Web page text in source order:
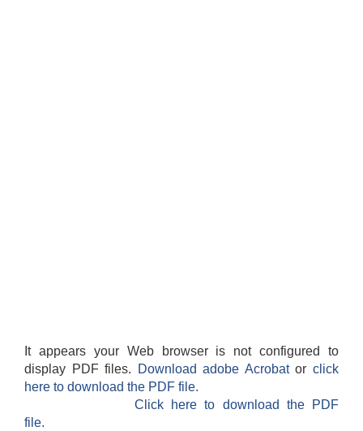
It appears your Web browser is not configured to
display PDF files.
Download adobe Acrobatorclick
here to download the PDF file.
Click here to download the PDF
file.